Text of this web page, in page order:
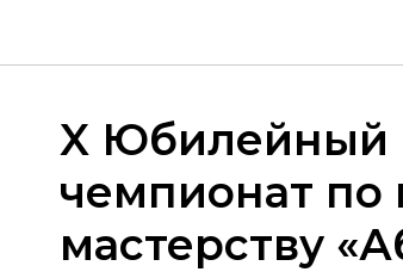
X Юбилейный
чемпионат по
мастерству